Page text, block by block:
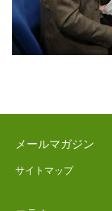
メールマガジン
サイトマップ